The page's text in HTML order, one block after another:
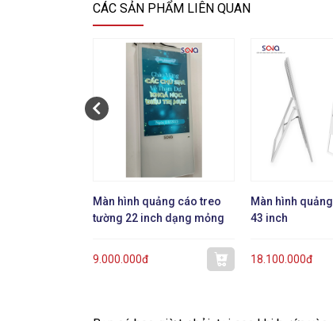
CÁC SẢN PHẨM LIÊN QUAN
Màn hình quảng cáo treo
tường 22 inch dạng mỏng
9.000.000đ
Màn hình
43 inch
18.100.000đ